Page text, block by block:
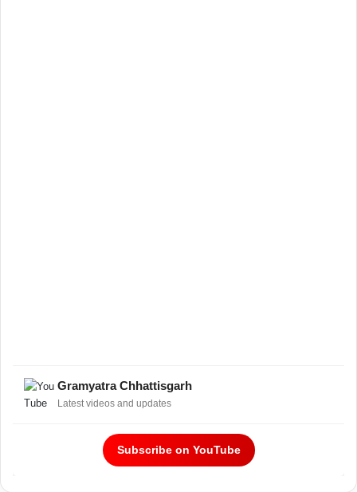
Gramyatra Chhattisgarh
Latest videos and updates
Subscribe on YouTube